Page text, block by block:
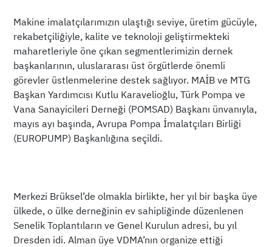
Makine imalatçılarımızın ulaştığı seviye, üretim gücüyle,
rekabetçiliğiyle, kalite ve teknoloji geliştirmekteki
maharetleriyle öne çıkan segmentlerimizin dernek
başkanlarının, uluslararası üst örgütlerde önemli
görevler üstlenmelerine destek sağlıyor. MAİB ve MTG
Başkan Yardımcısı Kutlu Karavelioğlu, Türk Pompa ve
Vana Sanayicileri Derneği (POMSAD) Başkanı ünvanıyla,
mayıs ayı başında, Avrupa Pompa İmalatçıları Birliği
(EUROPUMP) Başkanlığına seçildi.
Merkezi Brüksel’de olmakla birlikte, her yıl bir başka üye
ülkede, o ülke derneğinin ev sahipliğinde düzenlenen
Senelik Toplantıların ve Genel Kurulun adresi, bu yıl
Dresden idi. Alman üye VDMA’nın organize ettiği